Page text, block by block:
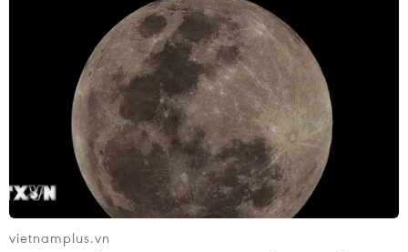
Những nỗ lực và kết quả công tác bảo hộ công dân Việt
Nam giữa đại dịch COVID-19 đã tô thắm nghĩa đồng
bào, thắt chặt tình đoàn kết, nhân lên tinh thần tương
thân tương ái.
vietnamplus.vn